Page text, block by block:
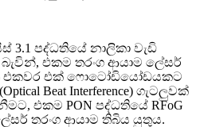
පද්ධතියේ නාලිකා වැඩි
එකම තරංග ආයාම ලේසර්
එකවර එක් ෆොටෝඩියෝඩයකට
Beat Interference) ගැටලුවක්
එකම PON පද්ධතියේ RFoG
තරංග ආයාම තිබිය යුතුය.